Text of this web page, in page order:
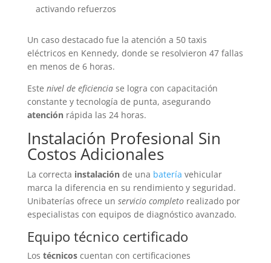
activando refuerzos
Un caso destacado fue la atención a 50 taxis
eléctricos en Kennedy, donde se resolvieron 47 fallas
en menos de 6 horas.
Este nivel de eficienciase logra con capacitación
constante y tecnología de punta, asegurando
atenciónrápida las 24 horas.
Instalación Profesional Sin
Costos Adicionales
La correcta instalaciónde una batería vehicular
marca la diferencia en su rendimiento y seguridad.
Unibaterías ofrece un servicio completorealizado por
especialistas con equipos de diagnóstico avanzado.
Equipo técnico certificado
Los técnicoscuentan con certificaciones